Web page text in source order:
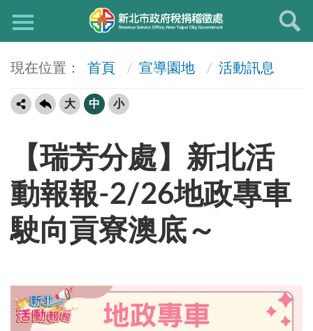
首頁 宣導園地 活動訊息
大 中 小
【瑞芳分處】新北活
動報報-2/26地政專車
駛向貢寮澳底～